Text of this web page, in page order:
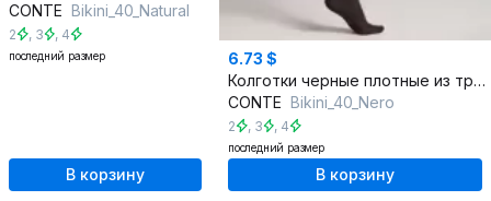
CONTE Bikini_40_Natural
2 , 3 , 4
последний размер
В корзину
6.73 $
Колготки черные плотные из трикотажа с хлопком для ежедневного стиля
CONTE Bikini_40_Nero
2 , 3 , 4
последний размер
В корзину